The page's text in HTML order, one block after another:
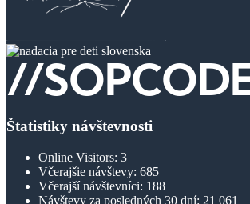
Štatistiky návštevnosti
Online Visitors: 3
Včerajšie návštevy: 685
Včerajší návštevníci: 188
Návštevy za posledných 30 dní: 21 061